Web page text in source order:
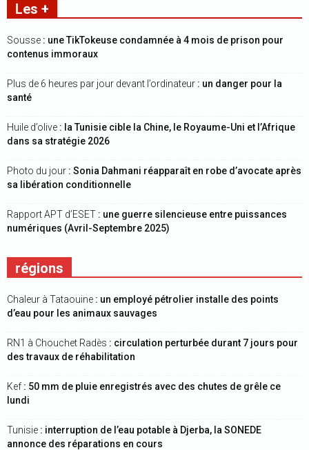
Les +
Sousse : une TikTokeuse condamnée à 4 mois de prison pour
contenus immoraux
Plus de 6 heures par jour devant l’ordinateur : un danger pour la
santé
Huile d’olive : la Tunisie cible la Chine, le Royaume-Uni et l’Afrique
dans sa stratégie 2026
Photo du jour : Sonia Dahmani réapparaît en robe d’avocate après
sa libération conditionnelle
Rapport APT d’ESET : une guerre silencieuse entre puissances
numériques (Avril-Septembre 2025)
régions
Chaleur à Tataouine : un employé pétrolier installe des points
d’eau pour les animaux sauvages
RN1 à Chouchet Radès : circulation perturbée durant 7 jours pour
des travaux de réhabilitation
Kef : 50 mm de pluie enregistrés avec des chutes de grêle ce
lundi
Tunisie : interruption de l’eau potable à Djerba, la SONEDE
annonce des réparations en cours